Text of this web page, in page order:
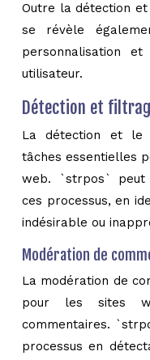
Outre la détection
se révèle
personnalisation et
utilisateur.
Détection et
La détection et le
tâches essentielles
web. `strpos` peut
ces processus, en
indésirable ou
Modération de
La modération de
pour les sites
commentaires.
processus en